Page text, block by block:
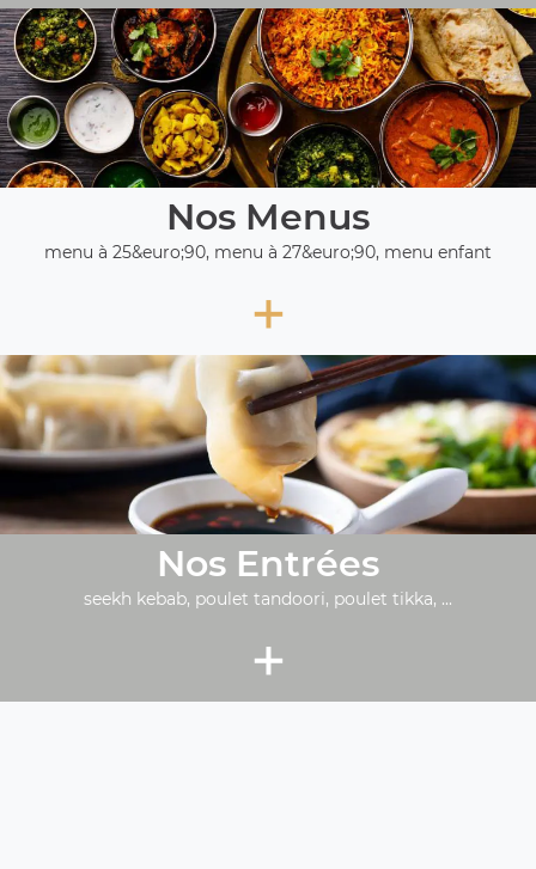
Nos Menus
menu à 25&euro;90, menu à 27&euro;90, menu enfant
+
Nos Entrées
seekh kebab, poulet tandoori, poulet tikka, ...
+